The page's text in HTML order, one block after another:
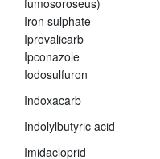
fumosoroseus)
Iron sulphate
Iprovalicarb
Ipconazole
Iodosulfuron
Indoxacarb
Indolylbutyric acid
Imidacloprid